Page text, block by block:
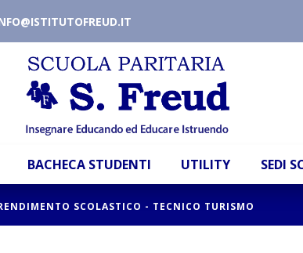
BACHECA STUDENTI UTILITY SEDI
SCOLASTICO - TECNICO TURISMO